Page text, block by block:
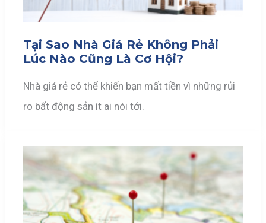
Tại Sao Nhà Giá Rẻ Không Phải
Lúc Nào Cũng Là Cơ Hội?
Nhà giá rẻ có thể khiến bạn mất tiền vì những rủi
ro bất động sản ít ai nói tới.